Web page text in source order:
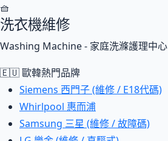
🧺
洗衣機維修
Washing Machine - 家庭洗滌護理中心
🇪🇺 歐韓熱門品牌
Siemens 西門子 (維修 / E18代碼)
Whirlpool 惠而浦
Samsung 三星 (維修 / 故障碼)